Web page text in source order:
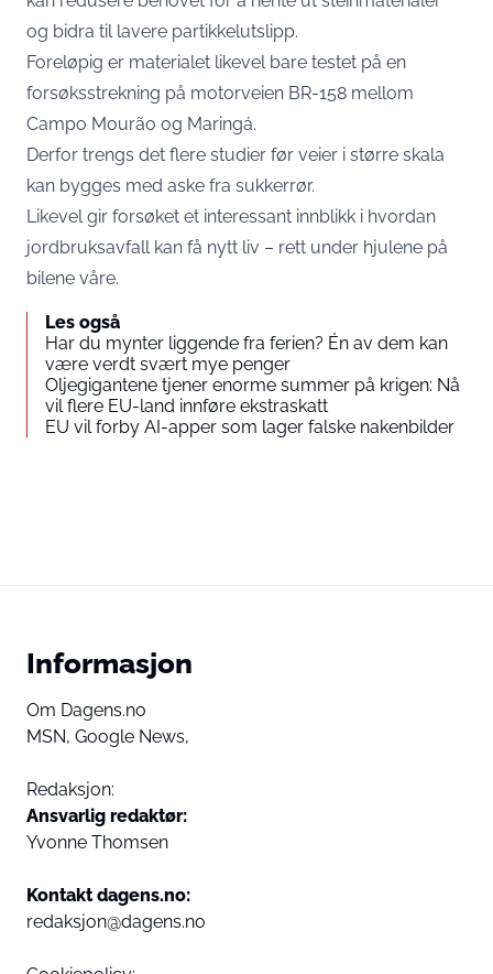
og bidra til lavere partikkelutslipp.
Foreløpig er materialet likevel bare testet på en
forsøksstrekning på motorveien BR-158 mellom
Campo Mourão og Maringá.
Derfor trengs det flere studier før veier i større skala
kan bygges med aske fra sukkerrør.
Likevel gir forsøket et interessant innblikk i hvordan
jordbruksavfall kan få nytt liv – rett under hjulene på
bilene våre.
Les også
Har du mynter liggende fra ferien? Én av dem kan
være verdt svært mye penger
Oljegigantene tjener enorme summer på krigen: Nå
vil flere EU-land innføre ekstraskatt
EU vil forby AI-apper som lager falske nakenbilder
Informasjon
Om Dagens.no
MSN, Google News,
Redaksjon:
Ansvarlig redaktør:
Yvonne Thomsen
Kontakt dagens.no:
redaksjon@dagens.no